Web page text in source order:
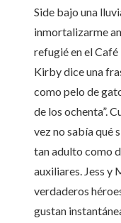
Side bajo una
inmortalizarme
refugié en el
Kirby dice una
como pelo de
de los ochenta”.
vez no sabía qué
tan adulto como
auxiliares. Jess y
verdaderos
gustan